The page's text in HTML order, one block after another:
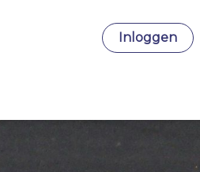
Inloggen